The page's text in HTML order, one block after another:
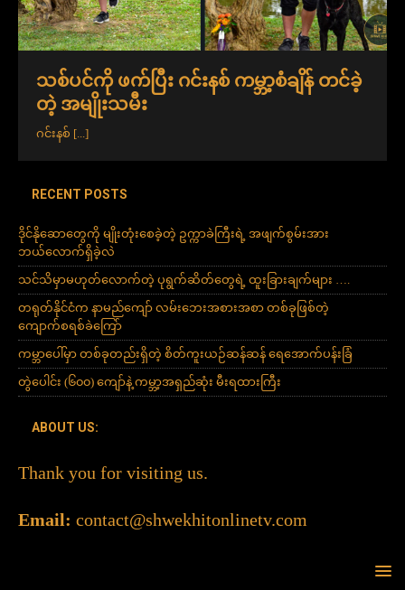
သစ်ပင်ကို ဖက်ပြီး ဂင်းနစ် ကမ္ဘာ့စံချိန် တင်ခဲ့
တဲ့ အမျိုးသမီး
ဂင်းနစ် [...]
RECENT POSTS
ဒိုင်နိုဆောတွေကို မျိုးတုံးစေခဲ့တဲ့ ဥက္ကာခဲကြီးရဲ့ အဖျက်စွမ်းအား
ဘယ်လောက်ရှိခဲ့လဲ
သင်သိမှာမဟုတ်လောက်တဲ့ ပုရွက်ဆိတ်တွေရဲ့ ထူးခြားချက်များ ….
တရုတ်နိုင်ငံက နာမည်ကျော် လမ်းဘေးအစားအစာ တစ်ခုဖြစ်တဲ့
ကျောက်စရစ်ခဲကြော်
ကမ္ဘာပေါ်မှာ တစ်ခုတည်းရှိတဲ့ စိတ်ကူးယဉ်ဆန်ဆန် ရေအောက်ပန်းခြံ
တွဲပေါင်း (၆၀၀) ကျော်နဲ့ ကမ္ဘာ့အရှည်ဆုံး မီးရထားကြီး
ABOUT US:
Thank you for visiting us.
Email: contact@shwekhitonlinetv.com